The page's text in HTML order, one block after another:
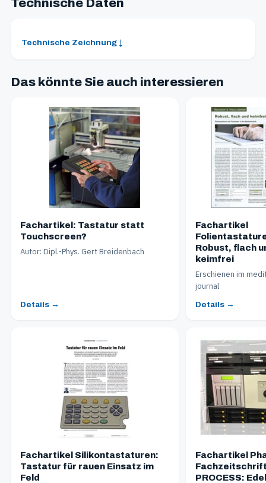
Technische Daten
Technische Zeichnung ↓
Das könnte Sie auch interessieren
Fachartikel: Tastatur statt
Touchscreen?
Autor: Dipl.-Phys. Gert Breidenbach
Details →
Fachartikel
Robust, flach
keimfrei
Erschienen im
journal
Details →
Fachartikel Silikontastaturen:
Tastatur für rauen Einsatz im
Feld
Fachartikel
PROCESS: